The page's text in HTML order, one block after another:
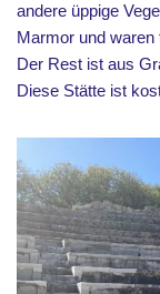
andere üppige
Marmor und waren
Der Rest ist aus
Diese Stätte ist